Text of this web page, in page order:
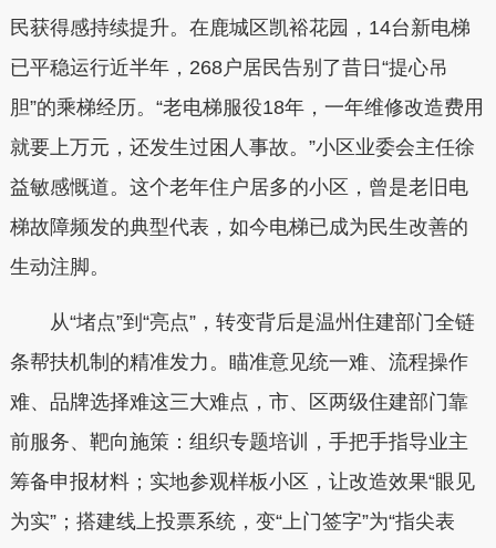
民获得感持续提升。在鹿城区凯裕花园，14台新电梯
已平稳运行近半年，268户居民告别了昔日“提心吊
胆”的乘梯经历。“老电梯服役18年，一年维修改造费用
就要上万元，还发生过困人事故。”小区业委会主任徐
益敏感慨道。这个老年住户居多的小区，曾是老旧电
梯故障频发的典型代表，如今电梯已成为民生改善的
生动注脚。
从“堵点”到“亮点”，转变背后是温州住建部门全链
条帮扶机制的精准发力。瞄准意见统一难、流程操作
难、品牌选择难这三大难点，市、区两级住建部门靠
前服务、靶向施策：组织专题培训，手把手指导业主
筹备申报材料；实地参观样板小区，让改造效果“眼见
为实”；搭建线上投票系统，变“上门签字”为“指尖表